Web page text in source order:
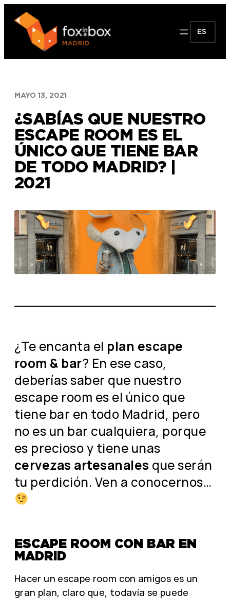
Saltar
contenido
ES
MAYO 13, 2021
¿SABÍAS QUE NUESTRO
ESCAPE ROOM ES EL
ÚNICO QUE TIENE BAR
DE TODO MADRID? |
2021
¿Te encanta el plan escape
room & bar? En ese caso,
deberías saber que nuestro
escape room es el único que
tiene bar en todo Madrid, pero
no es un bar cualquiera, porque
es precioso y tiene unas
cervezas artesanales que serán
tu perdición. Ven a conocernos…
ESCAPE ROOM CON BAR EN
MADRID
Hacer un escape room con amigos es un
gran plan, claro que, todavía se puede